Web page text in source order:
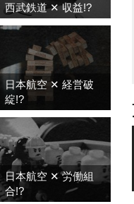
西武鉄道 ✕ 収益!?
日本航空 ✕ 経営破
綻!?
日本航空 ✕ 労働組
合!?